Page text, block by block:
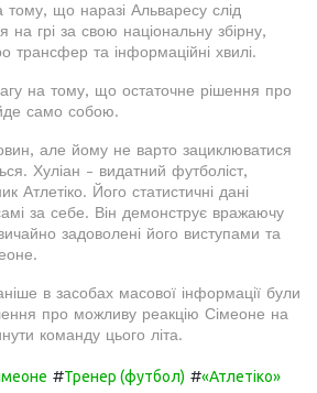
тому, що наразі Альваресу слід
на грі за свою національну збірну,
трансфер та інформаційні хвилі.
на тому, що остаточне рішення про
само собою.
але йому не варто зациклюватися
Хуліан - видатний футболіст,
Атлетіко. Його статистичні дані
за себе. Він демонструє вражаючу
задоволені його виступами та
в засобах масової інформації були
про можливу реакцію Сімеоне на
команду цього літа.
#Тренер (футбол) #«Атлетіко»